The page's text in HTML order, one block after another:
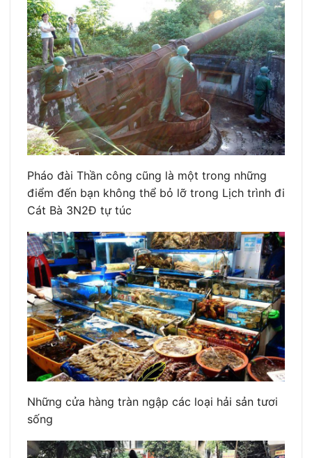
Pháo đài Thần công cũng là một trong những
điểm đến bạn không thể bỏ lỡ trong Lịch trình đi
Cát Bà 3N2Đ tự túc
Những cửa hàng tràn ngập các loại hải sản tươi
sống